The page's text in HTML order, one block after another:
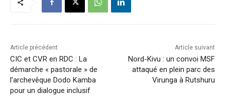
Article précédent
CIC et CVR en RDC : La
démarche « pastorale » de
l’archevêque Dodo Kamba
pour un dialogue inclusif
Article suivant
Nord-Kivu : un convoi MSF
attaqué en plein parc des
Virunga à Rutshuru